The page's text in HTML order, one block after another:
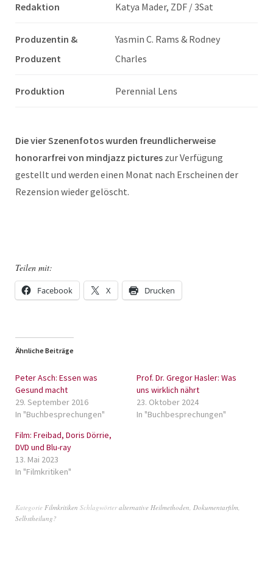
Redaktion Katya Mader, ZDF / 3Sat
Produzentin &
Produzent
Yasmin C. Rams & Rodney
Charles
Produktion Perennial Lens
DievierSzenenfotos wurden freundlicherweise
honorarfrei von mindjazz pictures zur Verfügung
gestellt und werden einen Monat nach Erscheinen der
Rezension wieder gelöscht.
Teilen mit:
Facebook X Drucken
Ähnliche Beiträge
Peter Asch: Essen was
Gesund macht
29. September 2016
In "Buchbesprechungen"
Prof. Dr. Gregor Hasler: Was
uns wirklich nährt
23. Oktober 2024
In "Buchbesprechungen"
Film: Freibad, Doris Dörrie,
DVD und Blu-ray
13. Mai 2023
In "Filmkritiken"
Kategorie Filmkritiken Schlagwörteralternative Heilmethoden, Dokumentarfilm,
Selbstheilung?